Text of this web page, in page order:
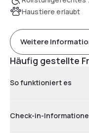
Haustiere erlaubt
Weitere
Häufig gestellte
So funktioniert es
Check-in-